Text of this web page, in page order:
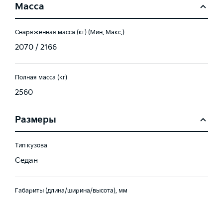
Масса
Снаряженная масса (кг) (Мин. Макс.)
2070 / 2166
Полная масса (кг)
2560
Размеры
Тип кузова
Седан
Габариты (длина/ширина/высота), мм